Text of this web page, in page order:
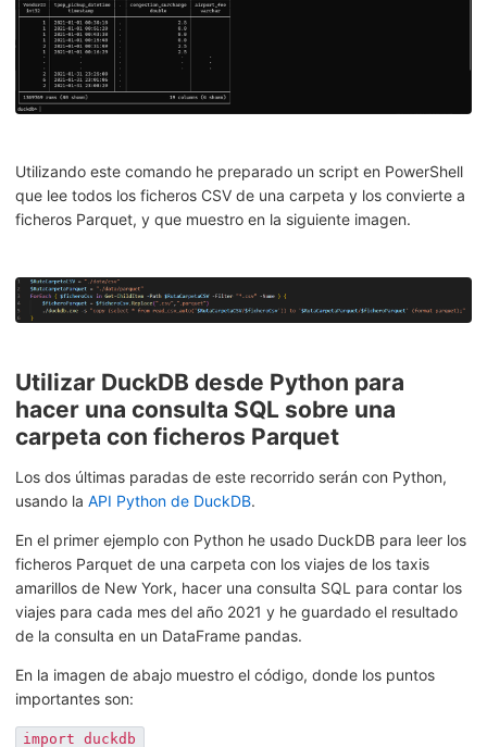
Utilizando este comando he preparado un script en PowerShell
que lee todos los ficheros CSV de una carpeta y los convierte a
ficheros Parquet, y que muestro en la siguiente imagen.
Utilizar DuckDB desde Python para
hacer una consulta SQL sobre una
carpeta con ficheros Parquet
Los dos últimas paradas de este recorrido serán con Python,
usando la API Python de DuckDB.
En el primer ejemplo con Python he usado DuckDB para leer los
ficheros Parquet de una carpeta con los viajes de los taxis
amarillos de New York, hacer una consulta SQL para contar los
viajes para cada mes del año 2021 y he guardado el resultado
de la consulta en un DataFrame pandas.
En la imagen de abajo muestro el código, donde los puntos
importantes son:
import duckdb